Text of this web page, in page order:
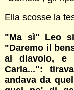
Ella scosse la
"Ma sì" Leo
"Daremo il
al diavolo, e
Carla...":
andava da